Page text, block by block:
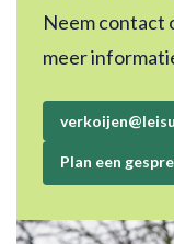
Neem contact
meer
Plan een